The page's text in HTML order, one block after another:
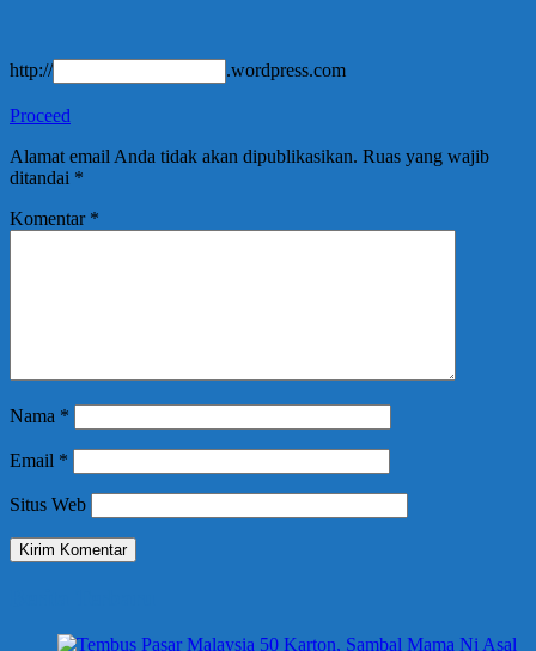
http:// .wordpress.com
Proceed
Alamat email Anda tidak akan dipublikasikan. Ruas yang wajib
ditandai *
Komentar *
Nama *
Email *
Situs Web